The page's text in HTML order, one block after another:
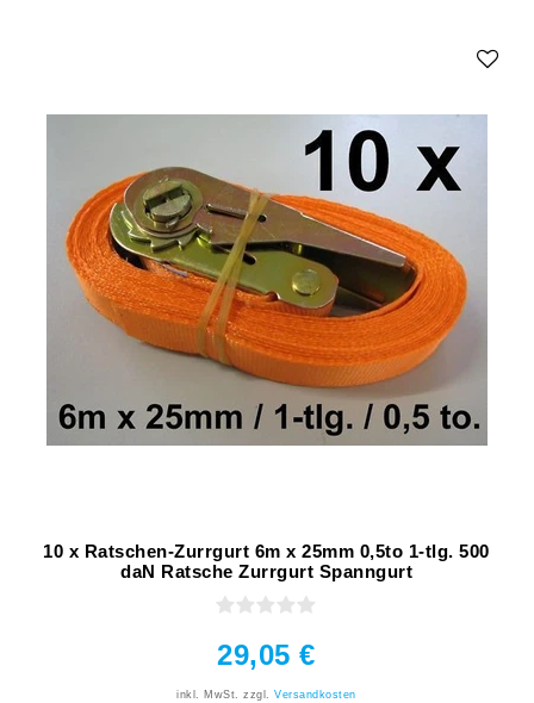
10 x Ratschen-Zurrgurt 6m x 25mm 0,5to 1-tlg. 500
daN Ratsche Zurrgurt Spanngurt
29,05 €
inkl. MwSt. zzgl.Versandkosten